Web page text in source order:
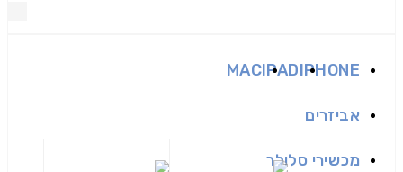
IPHONE
IPAD
MAC
אביזרים
מכשירי סלולר